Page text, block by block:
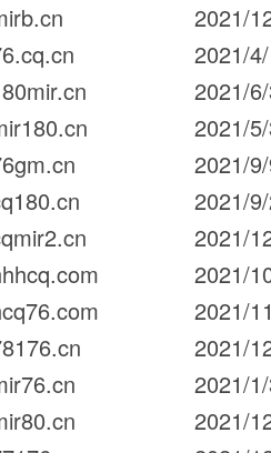
2021/
2021/
2021/
2021/
2021/
2021/
2021/
2021/
2021/
2021/
2021/
2021/